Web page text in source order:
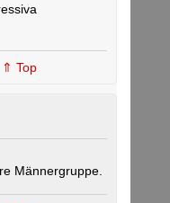
⇑ Top
Männergruppe.